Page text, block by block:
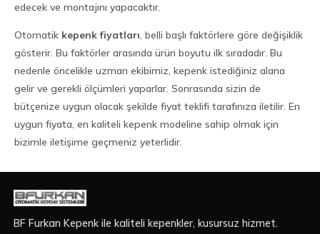
edecek ve montajını yapacaktır.
Otomatik kepenk fiyatları, belli başlı faktörlere göre değişiklik
gösterir. Bu faktörler arasında ürün boyutu ilk sıradadır. Bu
nedenle öncelikle uzman ekibimiz, kepenk istediğiniz alana
gelir ve gerekli ölçümleri yaparlar. Sonrasında sizin de
bütçenize uygun olacak şekilde fiyat teklifi tarafınıza iletilir. En
uygun fiyata, en kaliteli kepenk modeline sahip olmak için
bizimle iletişime geçmeniz yeterlidir.
BF Furkan Kepenk ile kaliteli kepenkler, kusursuz hizmet.